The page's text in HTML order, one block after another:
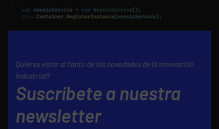
Quieres estar al tanto de las novedades de la innovación
industrial?
Suscríbete a nuestra
newsletter